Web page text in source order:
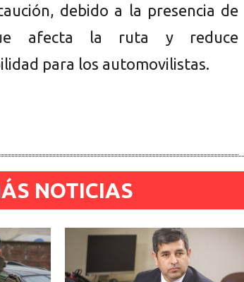
debido a la presencia de
afecta la ruta y reduce
para los automovilistas.
NOTICIAS